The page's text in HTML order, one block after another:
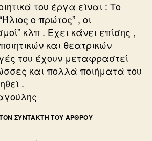
του έργα είναι : Το
ο πρώτος” , οι
κλπ . Εχει κάνει επίσης ,
και θεατρικών
του έχουν μεταφραστεί
και πολλά ποιήματά του
.
ΣΥΝΤΆΚΤΗ ΤΟΥ ΆΡΘΡΟΥ